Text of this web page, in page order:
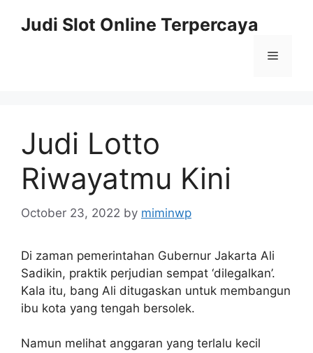
Judi Slot Online Terpercaya
Menu
Judi Lotto
Riwayatmu Kini
October 23, 2022 by miminwp
Di zaman pemerintahan Gubernur Jakarta Ali
Sadikin, praktik perjudian sempat ‘dilegalkan’.
Kala itu, bang Ali ditugaskan untuk membangun
ibu kota yang tengah bersolek.
Namun melihat anggaran yang terlalu kecil